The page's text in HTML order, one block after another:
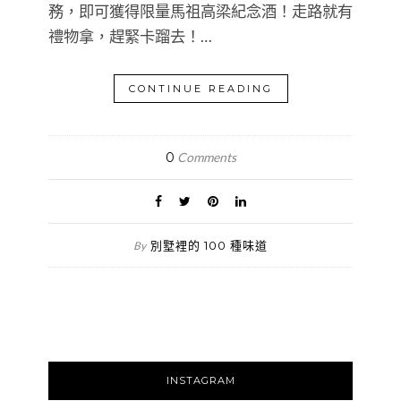
務，即可獲得限量馬祖高梁紀念酒！走路就有
禮物拿，趕緊卡蹓去！…
CONTINUE READING
0 Comments
By 別墅裡的 100 種味道
INSTAGRAM